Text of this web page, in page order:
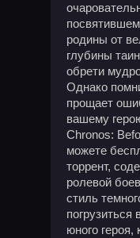
родины от
глубины
обрети
Однако
прощает
вашему
Chronos:
можете
торрент,
ролевой
стиль
юного